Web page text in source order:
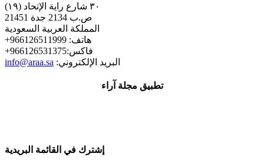
٣٠ شارع راية الإتحاد (١٩)
ص.ب 2134 جدة 21451
المملكة العربية السعودية
+هاتف: 966126511999
+فاكس:966126531375
info@araa.sa :البريد الإلكتروني
تطبيق مجلة آراء
إشترك في القائمة البريدية